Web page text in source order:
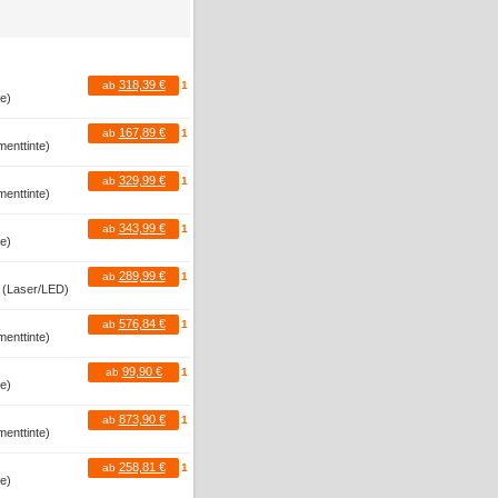
ab 318,39 € 1
ab 167,89 € 1
ab 329,99 € 1
ab 343,99 € 1
ab 289,99 € 1
LED)
ab 576,84 € 1
ab 99,90 € 1
ab 873,90 € 1
ab 258,81 € 1